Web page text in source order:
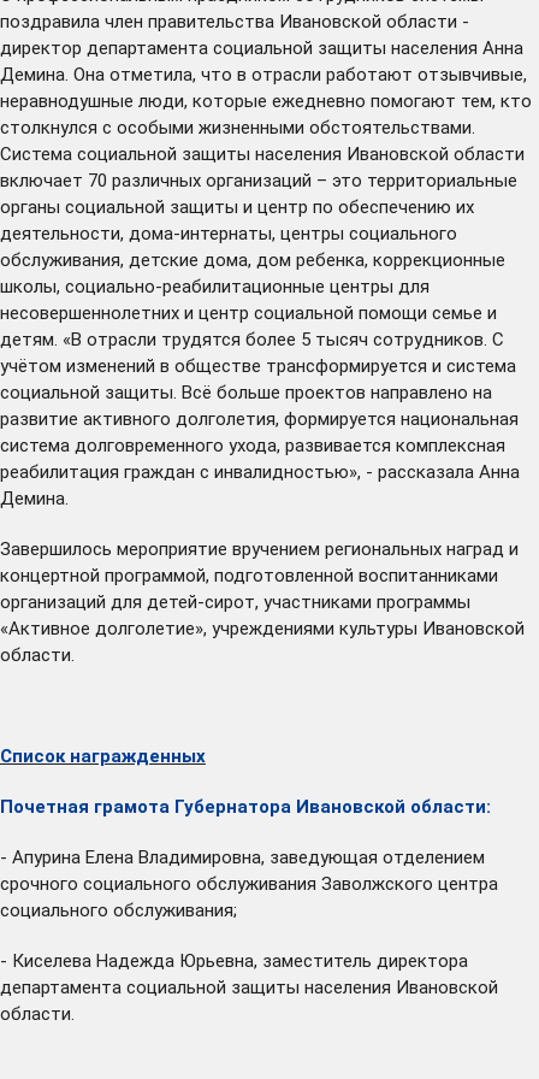
поздравила член правительства Ивановской области -
директор департамента социальной защиты населения Анна
Демина. Она отметила, что в отрасли работают отзывчивые,
неравнодушные люди, которые ежедневно помогают тем, кто
столкнулся с особыми жизненными обстоятельствами.
Система социальной защиты населения Ивановской области
включает 70 различных организаций – это территориальные
органы социальной защиты и центр по обеспечению их
деятельности, дома-интернаты, центры социального
обслуживания, детские дома, дом ребенка, коррекционные
школы, социально-реабилитационные центры для
несовершеннолетних и центр социальной помощи семье и
детям. «В отрасли трудятся более 5 тысяч сотрудников. С
учётом изменений в обществе трансформируется и система
социальной защиты. Всё больше проектов направлено на
развитие активного долголетия, формируется национальная
система долговременного ухода, развивается комплексная
реабилитация граждан с инвалидностью», - рассказала Анна
Демина.
Завершилось мероприятие вручением региональных наград и
концертной программой, подготовленной воспитанниками
организаций для детей-сирот, участниками программы
«Активное долголетие», учреждениями культуры Ивановской
области.
Список награжденных
Почетная грамота Губернатора Ивановской области:
- Апурина Елена Владимировна, заведующая отделением
срочного социального обслуживания Заволжского центра
социального обслуживания;
- Киселева Надежда Юрьевна, заместитель директора
департамента социальной защиты населения Ивановской
области.